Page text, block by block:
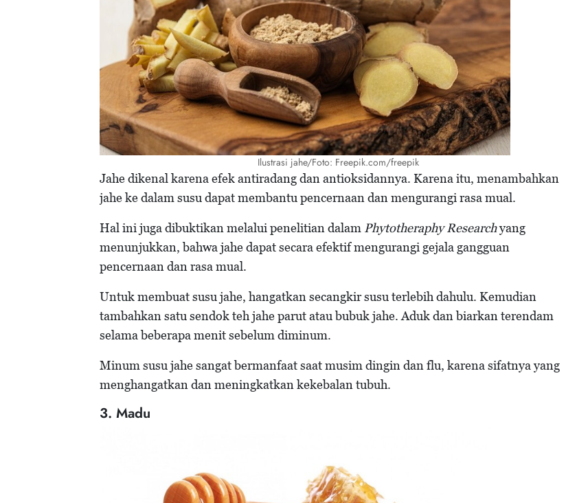
Ilustrasi jahe/Foto: Freepik.com/freepik
Jahe dikenal karena efek antiradang dan antioksidannya. Karena itu, menambahkan
jahe ke dalam susu dapat membantu pencernaan dan mengurangi rasa mual.
Hal ini juga dibuktikan melalui penelitian dalam Phytotheraphy Researchyang
menunjukkan, bahwa jahe dapat secara efektif mengurangi gejala gangguan
pencernaan dan rasa mual.
Untuk membuat susu jahe, hangatkan secangkir susu terlebih dahulu. Kemudian
tambahkan satu sendok teh jahe parut atau bubuk jahe. Aduk dan biarkan terendam
selama beberapa menit sebelum diminum.
Minum susu jahe sangat bermanfaat saat musim dingin dan flu, karena sifatnya yang
menghangatkan dan meningkatkan kekebalan tubuh.
3. Madu